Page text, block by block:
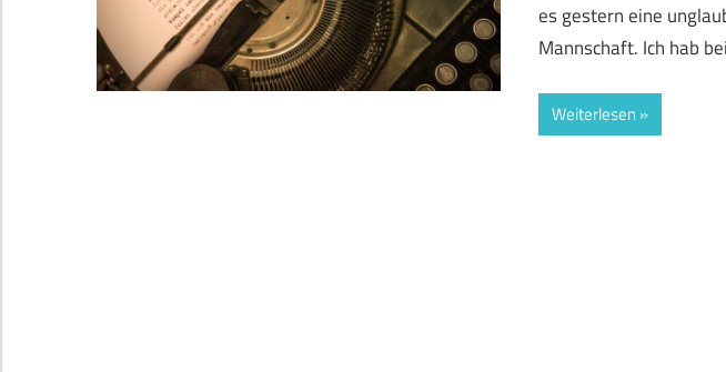
es gestern eine
Mannschaft. Ich hab
Weiterlesen